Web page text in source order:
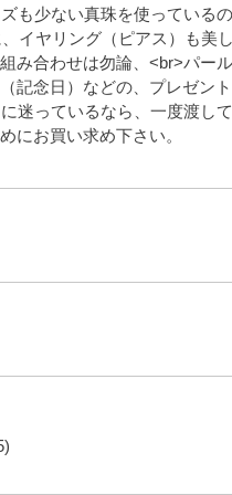
も少ない真珠を使っている
イヤリング（ピアス）も美
み合わせは勿論、<br>パー
記念日）などの、プレゼン
迷っているなら、一度渡し
にお買い求め下さい。